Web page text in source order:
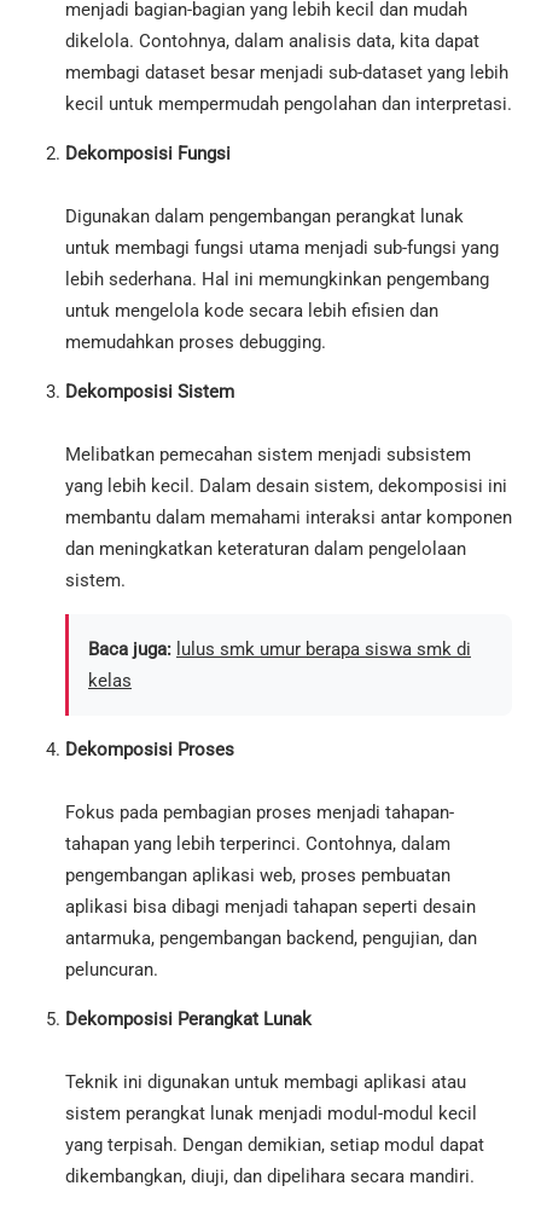
menjadi bagian-bagian yang lebih kecil dan mudah
dikelola. Contohnya, dalam analisis data, kita dapat
membagi dataset besar menjadi sub-dataset yang lebih
kecil untuk mempermudah pengolahan dan interpretasi.
Dekomposisi Fungsi
Digunakan dalam pengembangan perangkat lunak
untuk membagi fungsi utama menjadi sub-fungsi yang
lebih sederhana. Hal ini memungkinkan pengembang
untuk mengelola kode secara lebih efisien dan
memudahkan proses debugging.
Dekomposisi Sistem
Melibatkan pemecahan sistem menjadi subsistem
yang lebih kecil. Dalam desain sistem, dekomposisi ini
membantu dalam memahami interaksi antar komponen
dan meningkatkan keteraturan dalam pengelolaan
sistem.
Baca juga: lulus smk umur berapa siswa smk di
kelas
Dekomposisi Proses
Fokus pada pembagian proses menjadi tahapan-
tahapan yang lebih terperinci. Contohnya, dalam
pengembangan aplikasi web, proses pembuatan
aplikasi bisa dibagi menjadi tahapan seperti desain
antarmuka, pengembangan backend, pengujian, dan
peluncuran.
Dekomposisi Perangkat Lunak
Teknik ini digunakan untuk membagi aplikasi atau
sistem perangkat lunak menjadi modul-modul kecil
yang terpisah. Dengan demikian, setiap modul dapat
dikembangkan, diuji, dan dipelihara secara mandiri.